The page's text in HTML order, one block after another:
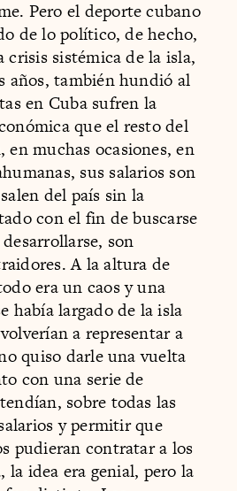
Pero el deporte cubano
de lo político, de hecho,
crisis sistémica de la isla,
años, también hundió al
en Cuba sufren la
que el resto del
en muchas ocasiones, en
sus salarios son
del país sin la
con el fin de buscarse
son
A la altura de
era un caos y una
había largado de la isla
a representar a
quiso darle una vuelta
con una serie de
sobre todas las
y permitir que
pudieran contratar a los
la idea era genial, pero la